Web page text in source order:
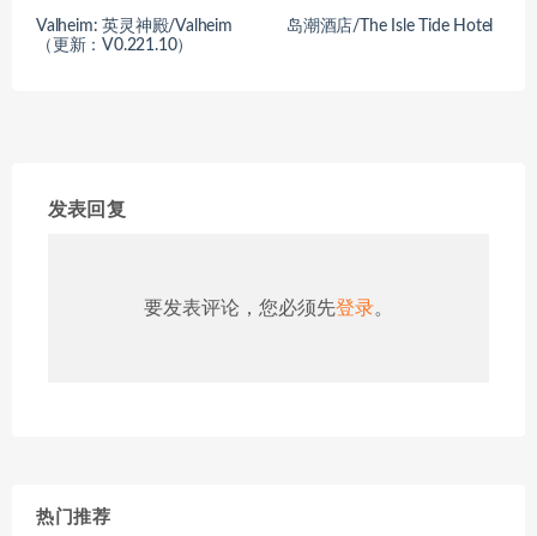
Valheim: 英灵神殿/Valheim
（更新：V0.221.10）
岛潮酒店/The Isle Tide Hotel
发表回复
要发表评论，您必须先登录。
热门推荐